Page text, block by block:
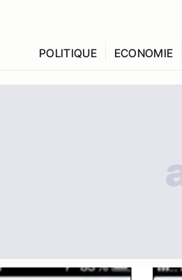
POLITIQUE ECONOMIE